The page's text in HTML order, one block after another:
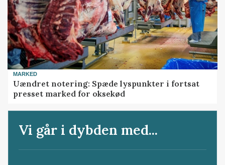
MARKED
Uændret notering: Spæde lyspunkter i fortsat
presset marked for oksekød
Vi går i dybden med...